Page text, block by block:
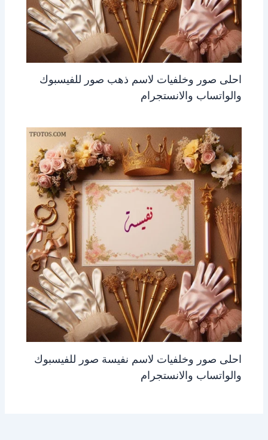
احلى صور وخلفيات لاسم ذهب صور للفيسبوك
والواتساب والانستجرام
احلى صور وخلفيات لاسم نفيسة صور للفيسبوك
والواتساب والانستجرام